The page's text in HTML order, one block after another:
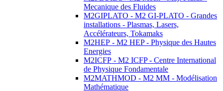
Mecanique des Fluides
M2GIPLATO - M2 GI-PLATO - Grandes
installations - Plasmas, Lasers,
Accélérateurs, Tokamaks
M2HEP - M2 HEP - Physique des Hautes
Energies
M2ICFP - M2 ICFP - Centre International
de Physique Fondamentale
M2MATHMOD - M2 MM - Modélisation
Mathématique